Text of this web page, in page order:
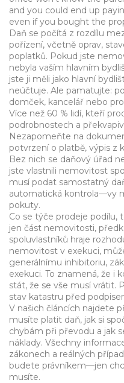
and you could end up
even if you bought the
Daň se počítá z rozdílu
pořízení, včetně oprav,
poplatků. Pokud jste
nebyla vaším hlavním
jste ji měli jako hlavní
neúčtuje. Ale pamatujte:
domček, kancelář nebo
Více než 60 % lidí, kteří
podrobnostech a
Nezapomeňte na
potvrzení o platbě, výpis z
Bez nich se daňový úřad
jste vlastnili nemovitost
musí podat samostatný
automatická kontrola—vy
pokuty.
Co se týče prodeje podílu,
jen část nemovitosti,
spoluvlastníků hraje
nemovitost v exekuci,
generálnímu inhibitoriu,
exekuci. To znamená, že i
stát, že se vše musí vrátit.
stav katastru před
V našich článcích najdete
musíte platit daň, jak si
chybám při převodu a jak
náklady. Všechny
zákonech a reálných
budete právníkem—jen
musíte.